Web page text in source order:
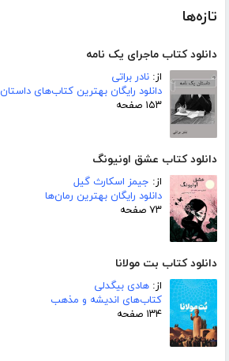
تازه‌ها
دانلود کتاب ماجرای یک نامه
از: نادر براتی
دانلود رایگان بهترین کتاب‌های داستان
۱۵۳ صفحه
دانلود کتاب عشق اونیونگ
از: جیمز اسکارث گیل
دانلود رایگان بهترین رمان‌ها
۷۳ صفحه
دانلود کتاب بت مولانا
از: هادی بیگدلی
کتاب‌های اندیشه و مذهب
۱۳۴ صفحه